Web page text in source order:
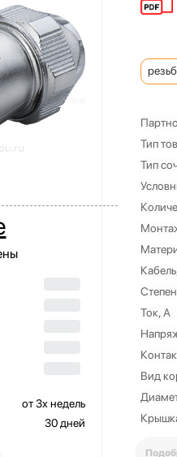
от 3х недель
30 дней
Тип
Тип
Ток, А
Вид